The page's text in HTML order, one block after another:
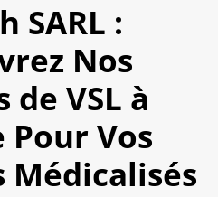
SARL :
Nos
de VSL à
Pour Vos
Médicalisés